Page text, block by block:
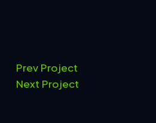
Prev Project
Next Project